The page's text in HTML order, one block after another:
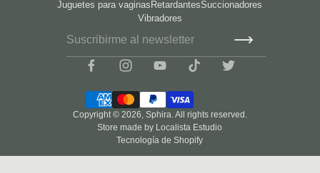
Juguetes para vaginas RetardantesSuccionadores
Vibradores
Copyright © 2026, Sphira . All rights reserved.
Store made by Localista Estudio
Tecnología de Shopify